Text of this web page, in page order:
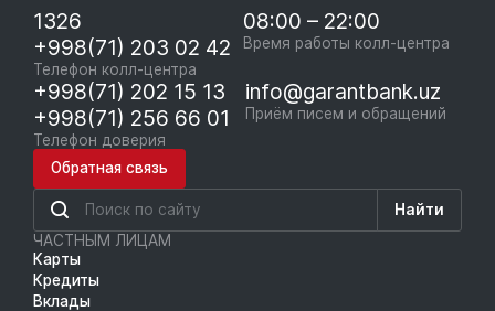
1326
+998(71) 203 02 42
Телефон колл-центра
08:00 – 22:00
Время работы колл-центра
+998(71) 202 15 13
+998(71) 256 66 01
Телефон доверия
info@garantbank.uz
Приём писем и обращений
Обратная связь
Найти
ЧАСТНЫМ ЛИЦАМ
Карты
Кредиты
Вклады